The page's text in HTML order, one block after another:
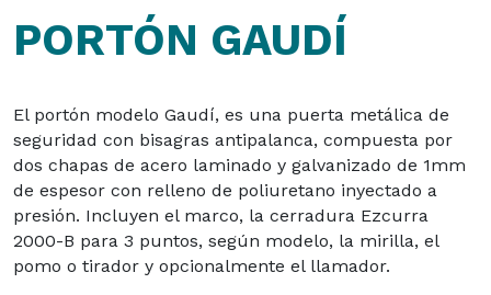
PORTÓN GAUDÍ
El portón modelo Gaudí, es una puerta metálica de
seguridad con bisagras antipalanca, compuesta por
dos chapas de acero laminado y galvanizado de 1mm
de espesor con relleno de poliuretano inyectado a
presión. Incluyen el marco, la cerradura Ezcurra
2000-B para 3 puntos, según modelo, la mirilla, el
pomo o tirador y opcionalmente el llamador.